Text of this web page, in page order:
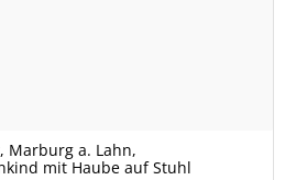
Marburg a. Lahn,
mit Haube auf Stuhl